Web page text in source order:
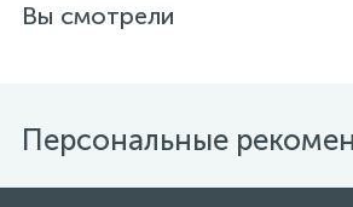
Вы смотрели
Персональные